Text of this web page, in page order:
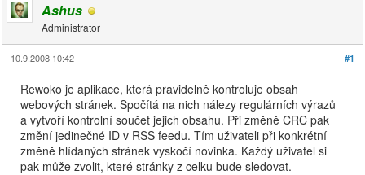
Ashus
Administrator
#1
10.9.2008 10:42
Rewoko je aplikace, která pravidelně kontroluje obsah
webových stránek. Spočítá na nich nálezy regulárních výrazů
a vytvoří kontrolní součet jejich obsahu. Při změně CRC pak
změní jedinečné ID v RSS feedu. Tím uživateli při konkrétní
změně hlídaných stránek vyskočí novinka. Každý uživatel si
pak může zvolit, které stránky z celku bude sledovat.